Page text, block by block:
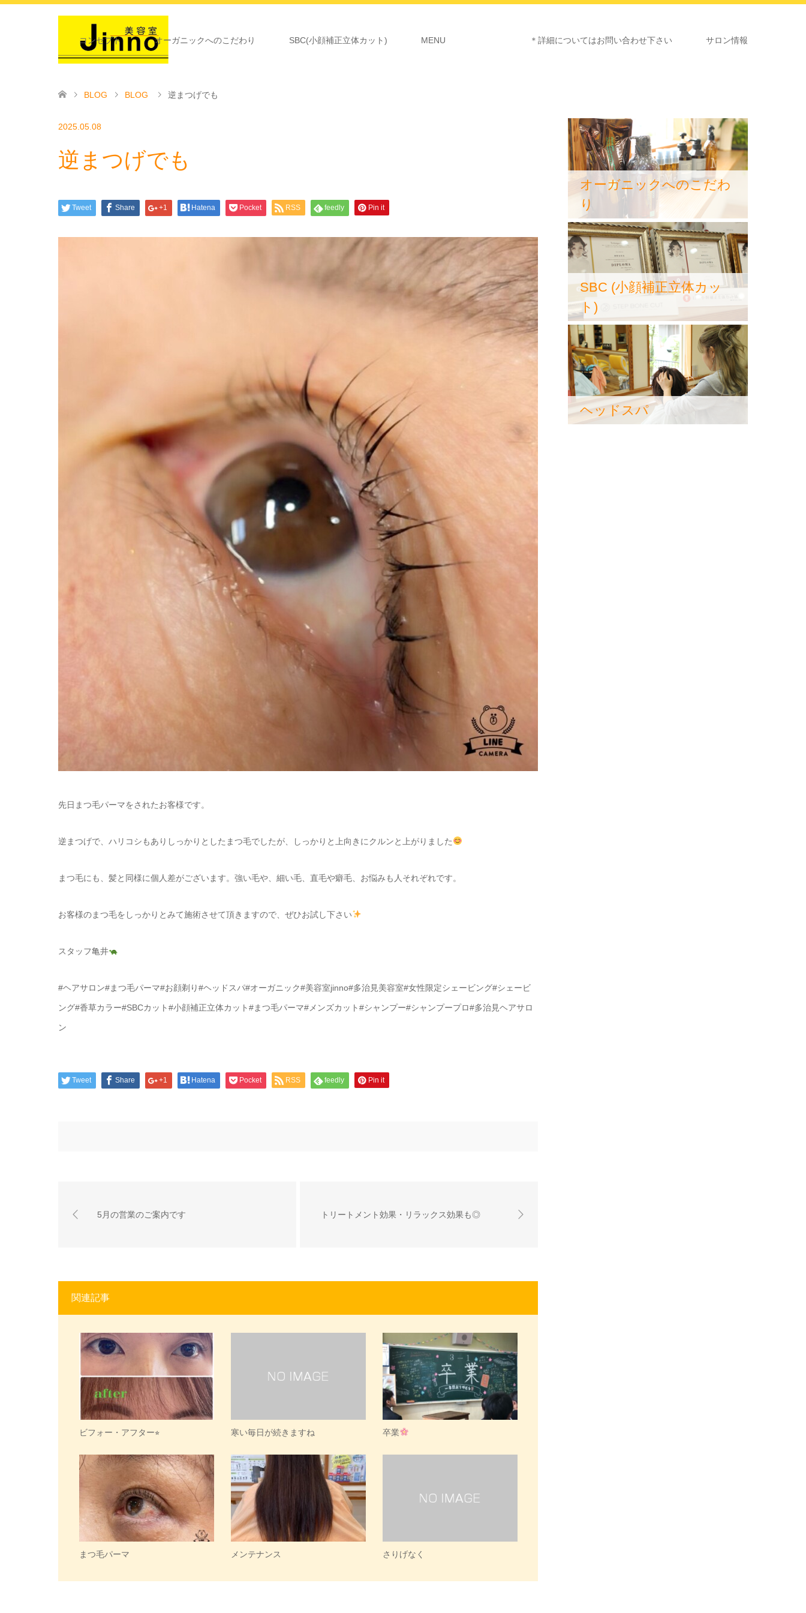
コンセプト オーガニックへのこだわり SBC(小顔補正立体カット) MENU ＊詳細についてはお問い合わせ下さい サロン情報
BLOG BLOG 逆まつげでも
2025.05.08
逆まつげでも
Tweet Share +1 Hatena Pocket RSS feedly Pin it
先日まつ毛パーマをされたお客様です。
逆まつげで、ハリコシもありしっかりとしたまつ毛でしたが、しっかりと上向きにクルンと上がりました
まつ毛にも、髪と同様に個人差がございます。強い毛や、細い毛、直毛や癖毛、お悩みも人それぞれです。
お客様のまつ毛をしっかりとみて施術させて頂きますので、ぜひお試し下さい
スタッフ亀井
#ヘアサロン#まつ毛パーマ#お顔剃り#ヘッドスパ#オーガニック#美容室jinno#多治見美容室#女性限定シェービング#シェービ
ング#香草カラー#SBCカット#小顔補正立体カット#まつ毛パーマ#メンズカット#シャンプー#シャンプープロ#多治見ヘアサロ
ン
Tweet Share +1 Hatena Pocket RSS feedly Pin it
5月の営業のご案内です トリートメント効果・リラックス効果も◎
関連記事
ビフォー・アフター⭐︎ 寒い毎日が続きますね 卒業
まつ毛パーマ メンテナンス さりげなく
オーガニックへのこだわ
り
SBC (小顔補正立体カッ
ト)
ヘッドスパ